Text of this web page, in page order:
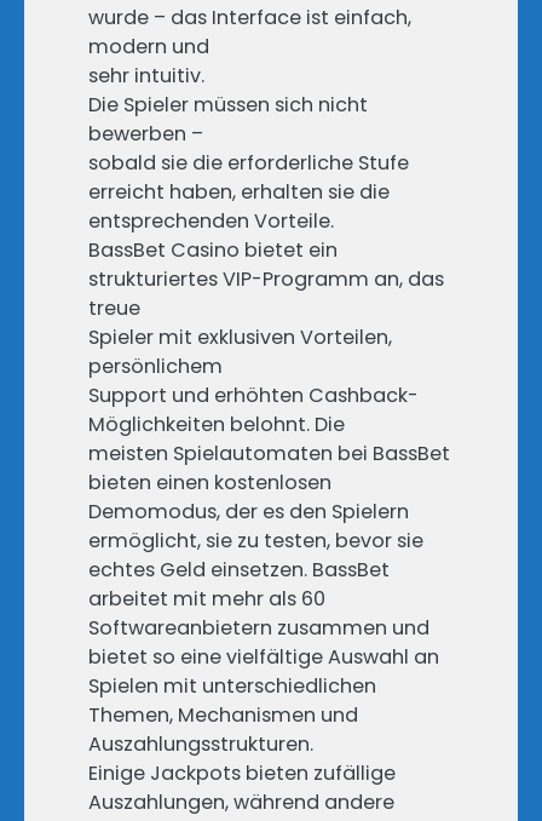
wurde – das Interface ist einfach,
modern und
sehr intuitiv.
Die Spieler müssen sich nicht
bewerben –
sobald sie die erforderliche Stufe
erreicht haben, erhalten sie die
entsprechenden Vorteile.
BassBet Casino bietet ein
strukturiertes VIP-Programm an, das
treue
Spieler mit exklusiven Vorteilen,
persönlichem
Support und erhöhten Cashback-
Möglichkeiten belohnt. Die
meisten Spielautomaten bei BassBet
bieten einen kostenlosen
Demomodus, der es den Spielern
ermöglicht, sie zu testen, bevor sie
echtes Geld einsetzen. BassBet
arbeitet mit mehr als 60
Softwareanbietern zusammen und
bietet so eine vielfältige Auswahl an
Spielen mit unterschiedlichen
Themen, Mechanismen und
Auszahlungsstrukturen.
Einige Jackpots bieten zufällige
Auszahlungen, während andere